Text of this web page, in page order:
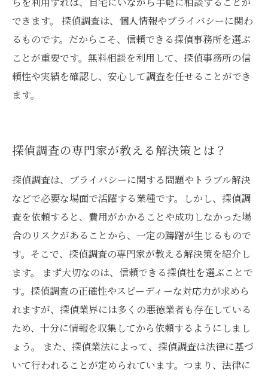
できます。 探偵調査は、個人情報やプライバシーに関わ
るものです。だからこそ、信頼できる探偵事務所を選ぶ
ことが重要です。無料相談を利用して、探偵事務所の信
頼性や実績を確認し、安心して調査を任せることができ
ます。
探偵調査の専門家が教える解決策とは？
探偵調査は、プライバシーに関する問題やトラブル解決
などで必要な場面で活躍する業種です。しかし、探偵調
査を依頼すると、費用がかかることや成功しなかった場
合のリスクがあることから、一定の躊躇が生じるもので
す。そこで、探偵調査の専門家が教える解決策を紹介し
ます。 まず大切なのは、信頼できる探偵社を選ぶことで
す。探偵調査の正確性やスピーディーな対応力が求めら
れますが、探偵業界には多くの悪徳業者も存在している
ため、十分に情報を収集してから依頼するようにしまし
ょう。 また、探偵業法によって、探偵調査は法律に基づ
いて行われることが定められています。つまり、法律に